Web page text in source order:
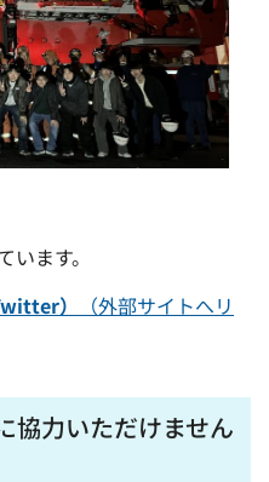
ます。
）
（外部サイトへリ
協力いただけません